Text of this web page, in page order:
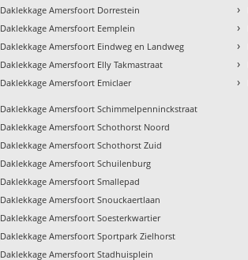
Daklekkage Amersfoort Dorrestein
Daklekkage Amersfoort Eemplein
Daklekkage Amersfoort Eindweg en Landweg
Daklekkage Amersfoort Elly Takmastraat
Daklekkage Amersfoort Emiclaer
›
›
›
›
›
Daklekkage Amersfoort Schimmelpenninckstraat
Daklekkage Amersfoort Schothorst Noord
Daklekkage Amersfoort Schothorst Zuid
Daklekkage Amersfoort Schuilenburg
Daklekkage Amersfoort Smallepad
Daklekkage Amersfoort Snouckaertlaan
Daklekkage Amersfoort Soesterkwartier
Daklekkage Amersfoort Sportpark Zielhorst
Daklekkage Amersfoort Stadhuisplein